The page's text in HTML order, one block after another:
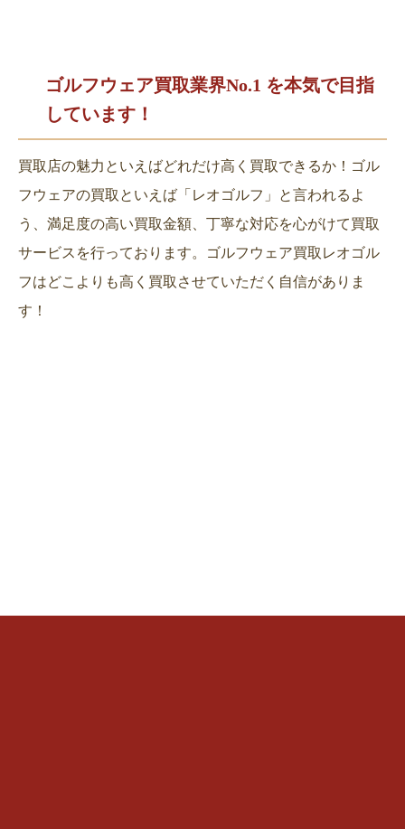
ゴルフウェア買取業界No.1 を本気で目指
しています！
買取店の魅力といえばどれだけ高く買取できるか！ゴル
フウェアの買取といえば「レオゴルフ」と言われるよ
う、満足度の高い買取金額、丁寧な対応を心がけて買取
サービスを行っております。ゴルフウェア買取レオゴル
フはどこよりも高く買取させていただく自信がありま
す！